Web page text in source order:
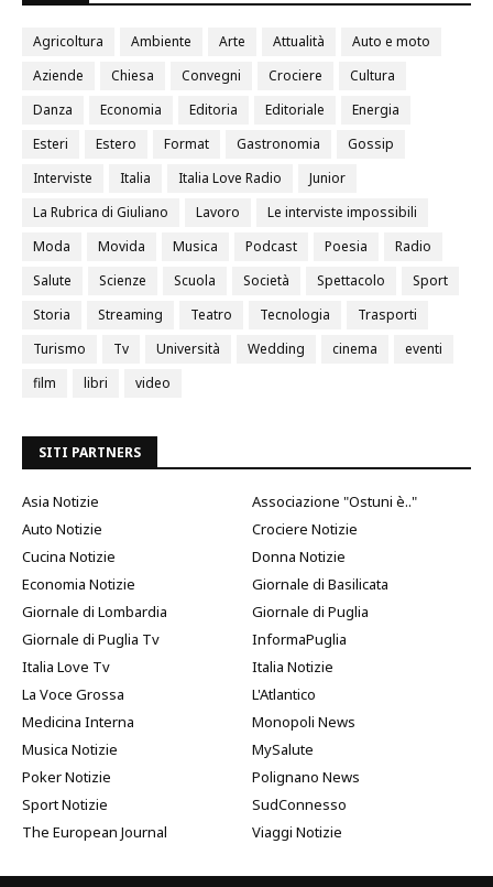
Agricoltura Ambiente Arte Attualità
Auto e moto
Aziende
Chiesa Convegni Crociere
Cultura
Danza
Economia Editoria Editoriale
Energia
Esteri
Estero Format Gastronomia
Gossip
Interviste
Italia Italia Love Radio
Junior
La Rubrica di Giuliano
Lavoro
Le interviste impossibili
Moda
Movida Musica Podcast Poesia
Radio
Salute
Scienze Scuola Società Spettacolo
Sport
Storia
Streaming Teatro Tecnologia
Trasporti
Turismo
Tv Università Wedding cinema
eventi
film
libri video
SITI PARTNERS
Asia Notizie
Associazione "Ostuni è.."
Auto Notizie
Crociere Notizie
Cucina Notizie
Donna Notizie
Economia Notizie
Giornale di Basilicata
Giornale di Lombardia
Giornale di Puglia
Giornale di Puglia Tv
InformaPuglia
Italia Love Tv
Italia Notizie
La Voce Grossa
L'Atlantico
Medicina Interna
Monopoli News
Musica Notizie
MySalute
Poker Notizie
Polignano News
Sport Notizie
SudConnesso
The European Journal
Viaggi Notizie